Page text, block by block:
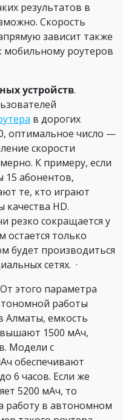
результатов в
Скорость
зависит также
мобильному роутеров
устройств.
в дорогих
оптимальное число —
скорости
К примеру, если
15 абонентов,
те, кто играют
HD.
резко сокращается у
остается только
будет производиться
сетях. ·
этого параметра
работы
Алматы, емкость
1500 мАч,
Модели с
обеспечивают
6 часов. Если же
5200 мАч, то
работу в автономном